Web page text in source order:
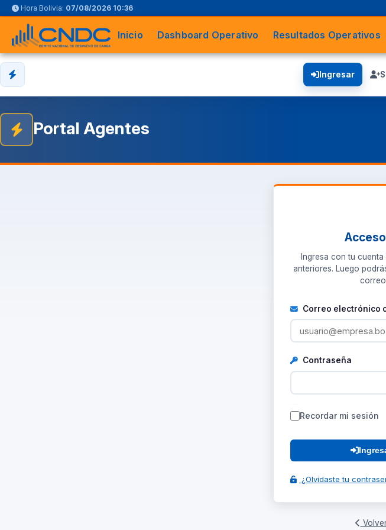
Hora Bolivia: 07/08/2026 10:36
Inicio Dashboard Operativo Resultados Operativos
Ingresar
Portal Agentes
Ingresa con tu
anteriores. Luego
Correo electrónico
Contraseña
Recordar mi sesión
¿Olvidaste tu